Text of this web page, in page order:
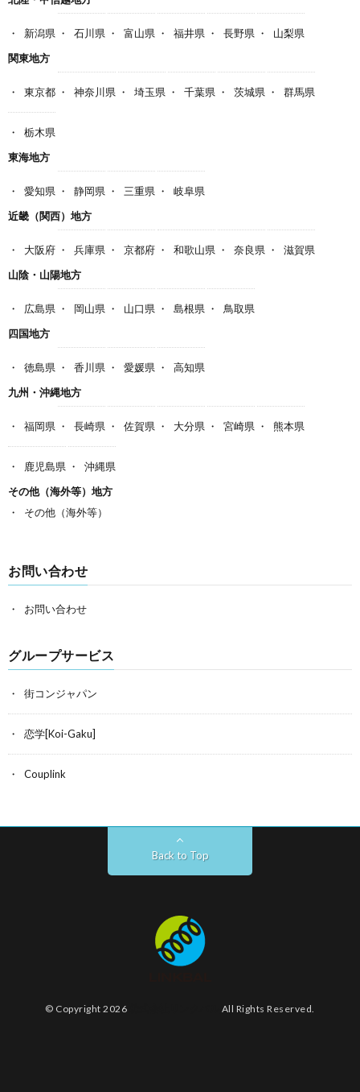
新潟県 石川県 富山県 福井県 長野県
山梨県
関東地方
東京都 神奈川県 埼玉県 千葉県 茨城県 群馬県
栃木県
東海地方
愛知県 静岡県 三重県
岐阜県
近畿（関西）地方
大阪府 兵庫県 京都府 和歌山県 奈良県
滋賀県
山陰・山陽地方
広島県 岡山県 山口県 島根県
鳥取県
四国地方
徳島県 香川県 愛媛県
高知県
九州・沖縄地方
福岡県 長崎県 佐賀県 大分県 宮崎県 熊本県
鹿児島県
沖縄県
その他（海外等）地方
その他（海外等）
お問い合わせ
お問い合わせ
グループサービス
街コンジャパン
恋学[Koi-Gaku]
Couplink
Back to Top
© Copyright 2026 All Rights Reserved.